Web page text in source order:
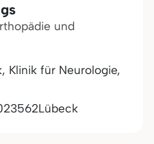
und
Klinik für Neurologie,
23562Lübeck